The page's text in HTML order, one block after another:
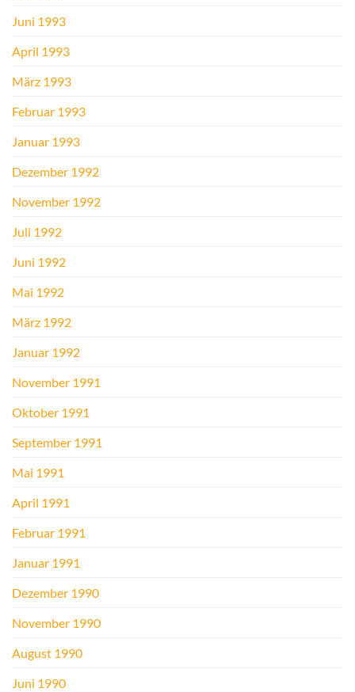
Juni 1993
April 1993
März 1993
Februar 1993
Januar 1993
Dezember 1992
November 1992
Juli 1992
Juni 1992
Mai 1992
März 1992
Januar 1992
November 1991
Oktober 1991
September 1991
Mai 1991
April 1991
Februar 1991
Januar 1991
Dezember 1990
November 1990
August 1990
Juni 1990